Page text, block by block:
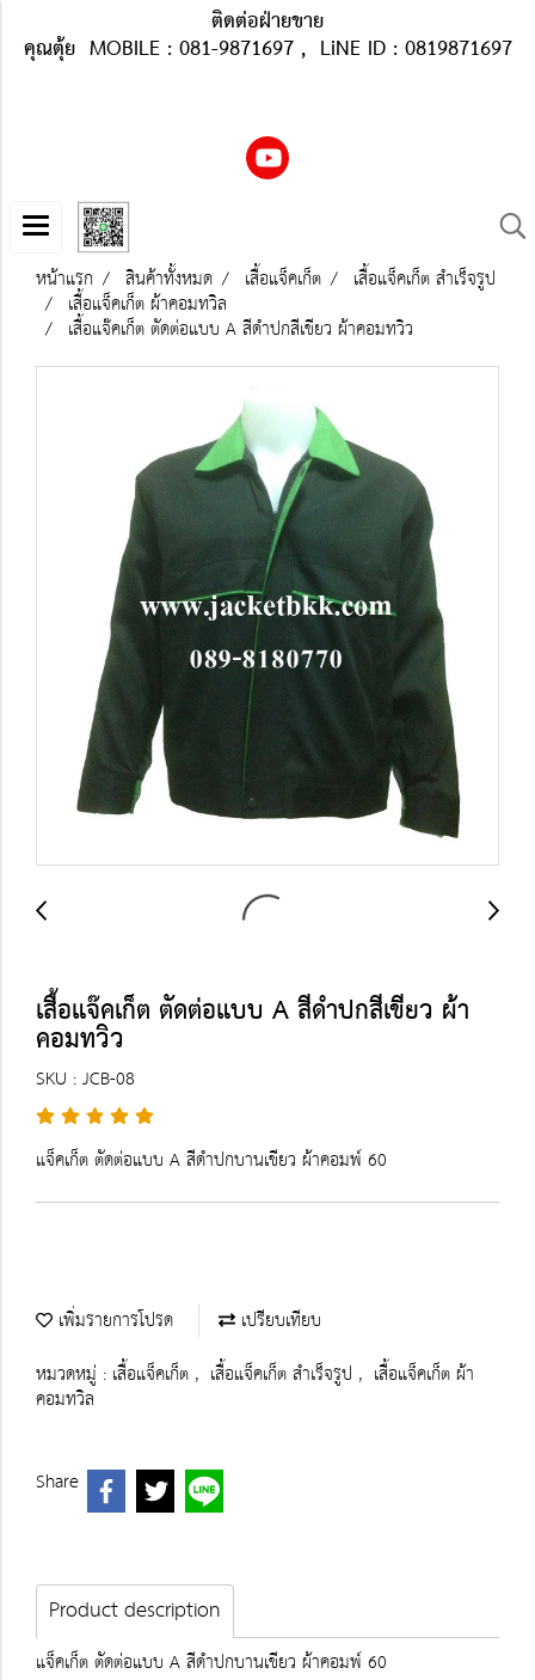
ติดต่อฝ่ายขาย
คุณตุ้ย MOBILE : 081-9871697 , LiNE ID : 0819871697
หน้าแรก สินค้าทั้งหมด เสื้อแจ็คเก็ต เสื้อแจ็คเก็ต สำเร็จรูป
เสื้อแจ็คเก็ต ผ้าคอมทวิล
เสื้อแจ๊คเก็ต ตัดต่อแบบ A สีดำปกสีเขียว ผ้าคอมทวิว
เสื้อแจ๊คเก็ต ตัดต่อแบบ A สีดำปกสีเขียว ผ้า
คอมทวิว
SKU : JCB-08
แจ็คเก็ต ตัดต่อแบบ A สีดำปกบานเขียว ผ้าคอมพ์ 60
เพิ่มรายการโปรด
เปรียบเทียบ
หมวดหมู่ : เสื้อแจ็คเก็ต, เสื้อแจ็คเก็ต สำเร็จรูป , เสื้อแจ็คเก็ต ผ้า
คอมทวิล
Share
Product description
แจ็คเก็ต ตัดต่อแบบ A สีดำปกบานเขียว ผ้าคอมพ์ 60